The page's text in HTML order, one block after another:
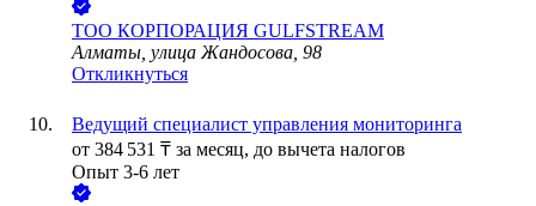
ТОО КОРПОРАЦИЯ GULFSTREAM
Алматы, улица Жандосова, 98
Откликнуться
Ведущий специалист управления мониторинга
от 384 531 ₸ за месяц, до вычета налогов
Опыт 3-6 лет